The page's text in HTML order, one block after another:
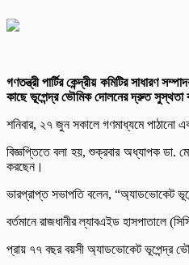
গণতন্ত্রী পার্টির কেন্দ্রীয় কমিটির
কাছে ভূপেন্দ্র ভৌমিক দোলনের দ্রুত সুস্থতা
শনিবার, ২৭ জুন সকালে গণমাধ্যমে পাঠানো
বিজ্ঞপ্তিতে বলা হয়, শুক্রবার অধ্যাপক ডা.
করছেন।
ভারপ্রাপ্ত সভাপতি বলেন, “অ্যাডভোকেট
বর্তমানে রাজধানীর ল্যাবএইড হাসপাতালে
প্রায় ৭৭ বছর বয়সী অ্যাডভোকেট ভূপেন্দ্র